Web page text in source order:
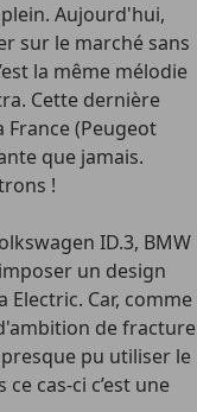
Aujourd'hui,
sur le marché sans
la même mélodie
Cette dernière
France (Peugeot
que jamais.
!
ID.3, BMW
un design
Car, comme
de fracture
pu utiliser le
cas-ci c’est une